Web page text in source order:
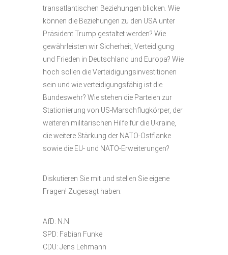
transatlantischen Beziehungen blicken. Wie
können die Beziehungen zu den USA unter
Präsident Trump gestaltet werden? Wie
gewährleisten wir Sicherheit, Verteidigung
und Frieden in Deutschland und Europa? Wie
hoch sollen die Verteidigungsinvestitionen
sein und wie verteidigungsfähig ist die
Bundeswehr? Wie stehen die Parteien zur
Stationierung von US-Marschflugkörper, der
weiteren militärischen Hilfe für die Ukraine,
die weitere Stärkung der NATO-Ostflanke
sowie die EU- und NATO-Erweiterungen?
Diskutieren Sie mit und stellen Sie eigene
Fragen! Zugesagt haben:
AfD: N.N.
SPD: Fabian Funke
CDU: Jens Lehmann